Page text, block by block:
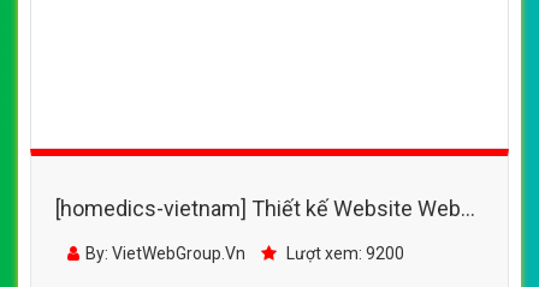
[homedics-vietnam] Thiết kế Website Web
Huyện Ứng Hòa - wwwcarmudivn
By: VietWebGroup.Vn Lượt xem: 9200